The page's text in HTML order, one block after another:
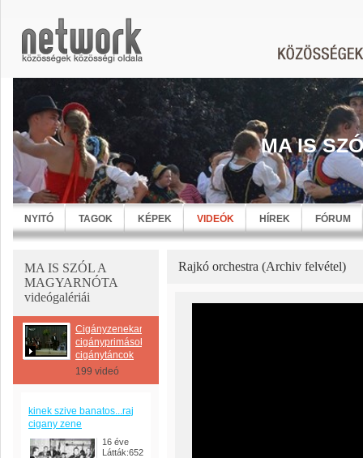
MA IS
NYITÓ TAGOK KÉPEK VIDEÓK HÍREK FÓRUM
MA IS SZÓL A
MAGYARNÓTA
videógalériái
Cigányzenekarok-
cigányprimások-
cigánytáncok
199 videó
kinek szive banatos...raj
cigany zene
16 éve
Látták:652
Rajkó orchestra (Archiv felvétel)